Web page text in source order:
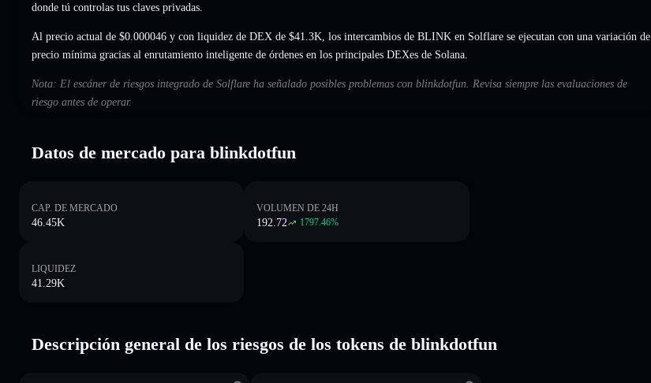
donde tú controlas tus claves privadas.
Al precio actual de $0.000046 y con liquidez de DEX de $41.3K, los intercambios de BLINK en Solflare se ejecutan con una variación de
precio mínima gracias al enrutamiento inteligente de órdenes en los principales DEXes de Solana.
Nota: El escáner de riesgos integrado de Solflare ha señalado posibles problemas con blinkdotfun. Revisa siempre las evaluaciones de
riesgo antes de operar.
Datos de mercado para blinkdotfun
CAP. DE MERCADO
46.45K
VOLUMEN DE 24H
192.72 1797.46%
LIQUIDEZ
41.29K
Descripción general de los riesgos de los tokens de blinkdotfun